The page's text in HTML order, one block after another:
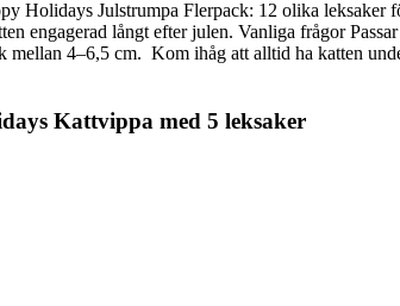
Holidays Julstrumpa Flerpack: 12 olika leksaker
engagerad långt efter julen. Vanliga frågor
mellan 4–6,5 cm. Kom ihåg att alltid ha katten
Kattvippa med 5 leksaker